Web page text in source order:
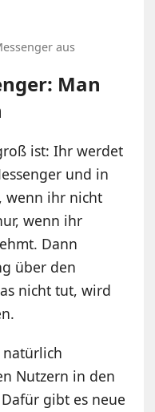
aus
Man
ist: Ihr werdet
und in
wenn ihr nicht
wenn ihr
Dann
über den
nicht tut, wird
Nutzern in den
gibt es neue